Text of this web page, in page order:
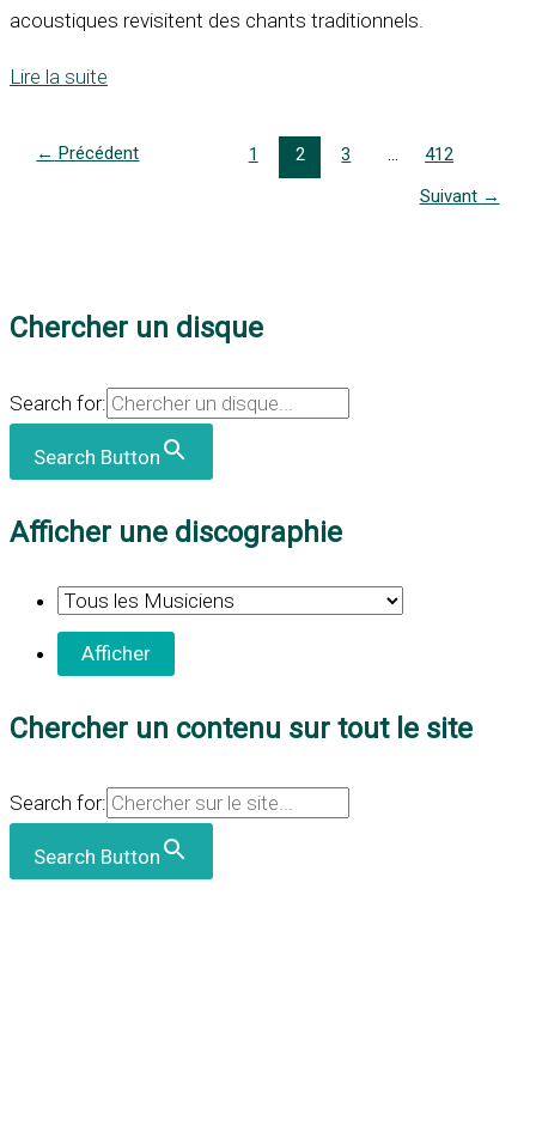
acoustiques revisitent des chants traditionnels.
Lire la suite
← Précédent 1 2 3 …
412
Suivant →
Chercher un disque
Search for:
Search Button
Afficher une discographie
Chercher un contenu sur tout le site
Search for:
Search Button